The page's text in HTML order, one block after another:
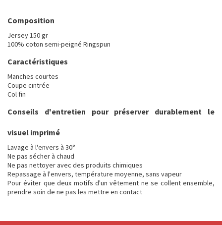
Composition
Jersey 150 gr
100% coton semi-peigné Ringspun
Caractéristiques
Manches courtes
Coupe cintrée
Col fin
Conseils d'entretien pour préserver durablement le
visuel imprimé
Lavage à l'envers à 30°
Ne pas sécher à chaud
Ne pas nettoyer avec des produits chimiques
Repassage à l'envers, température moyenne, sans vapeur
Pour éviter que deux motifs d'un vêtement ne se collent ensemble,
prendre soin de ne pas les mettre en contact